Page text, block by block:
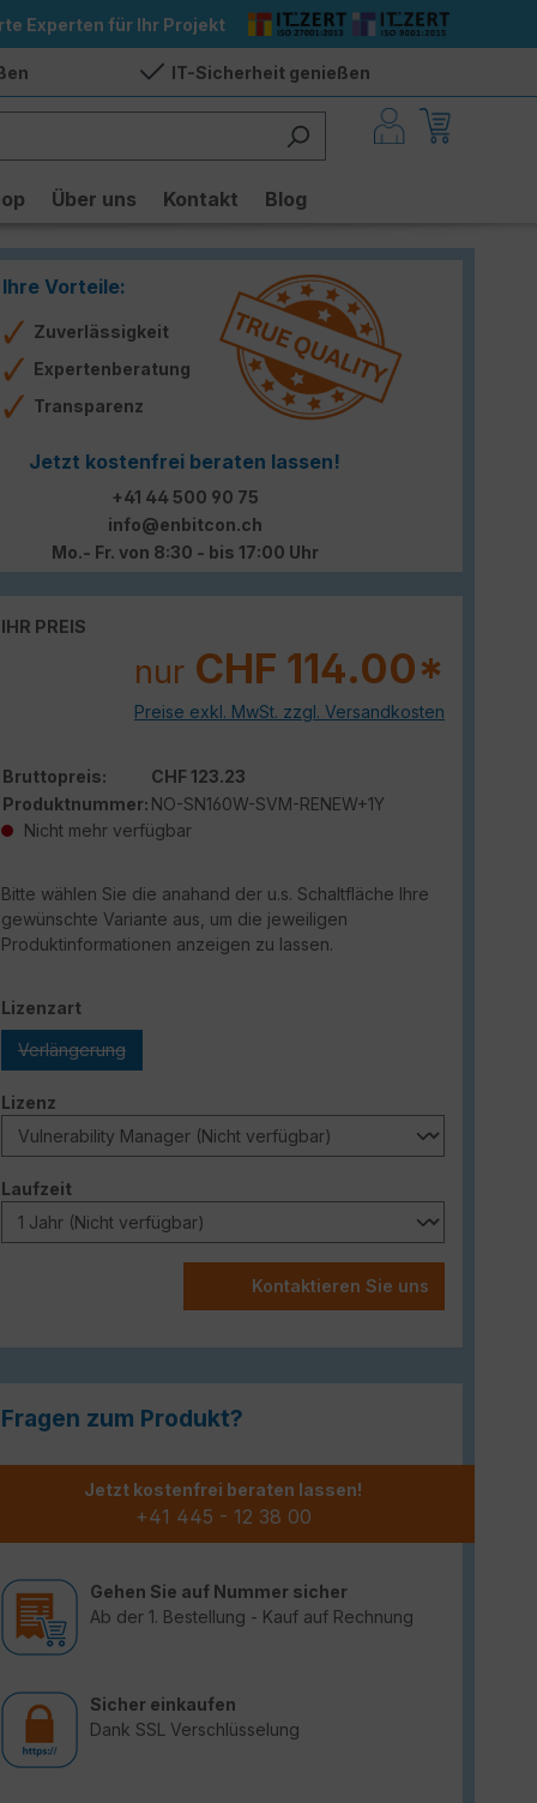
Experten für Ihr Projekt
IT-Sicherheit genießen
Über uns Kontakt Blog
Ihre Vorteile:
Zuverlässigkeit
Expertenberatung
Transparenz
Jetzt kostenfrei beraten lassen!
+41 44 500 90 75
info@enbitcon.ch
Mo.- Fr. von 8:30 - bis 17:00 Uhr
IHR PREIS
nur CHF 114.00*
Preise exkl. MwSt. zzgl. Versandkosten
Bruttopreis:
CHF 123.23
Produktnummer: NO-SN160W-SVM-RENEW+1Y
Nicht mehr verfügbar
Bitte wählen Sie die anahand der u.s. Schaltfläche Ihre
gewünschte Variante aus, um die jeweiligen
Produktinformationen anzeigen zu lassen.
Lizenzartauswählen
Verlängerung
(Diese Option ist zurzeit nicht verfügbar.)
Lizenz
Laufzeitauswählen
Kontaktieren Sie uns
Fragen zum Produkt?
Jetzt kostenfrei beraten lassen!
+41 445 - 12 38 00
Gehen Sie auf Nummer sicher
Ab der 1. Bestellung - Kauf auf Rechnung
Sicher einkaufen
Dank SSL Verschlüsselung